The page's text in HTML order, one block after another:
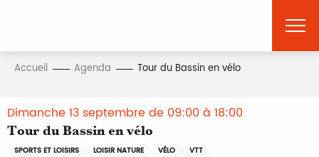
principal
Accueil Agenda Tour du Bassin en vélo
Dimanche 13 septembre de 09:00 à 18:00
Tour du Bassin en vélo
SPORTS ET LOISIRS LOISIR NATURE VÉLO VTT